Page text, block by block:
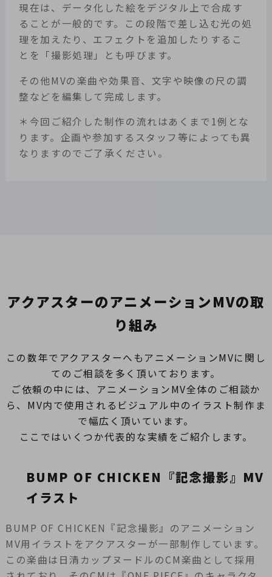
現在は、データ化した絵をデジタル上で合成す
ることが一般的です。この段階で差し込む光の処
理を加えたり、エフェクトを追加したりするこ
とを「撮影処理」とも呼びます。
その他MVの楽曲や効果音、文字や映像の尺の調
整などを編集して完成します。
＊今回ご紹介した制作の流れはあくまで1例とな
ります。企画や参加するスタッフ等によっても異
なりますのでご了承ください。
アクアスターのアニメーションMVの取
り組み
この数年でアクアスターへもアニメーションMVに関し
てのご相談を多く頂いております。
ご依頼の中には、アニメーションMV全体のご相談か
ら、MV内で使用されるビジュアル中のイラスト制作ま
で幅広く頂いています。
ここではいくつか代表的な実績をご紹介します。
BUMP OF CHICKEN『記念撮影』MV
イラスト
BUMP OF CHICKEN『記念撮影』のアニメーション
MV用イラストをアクアスターが一部制作しています。
この楽曲は日清カップヌードルのCM楽曲として採用